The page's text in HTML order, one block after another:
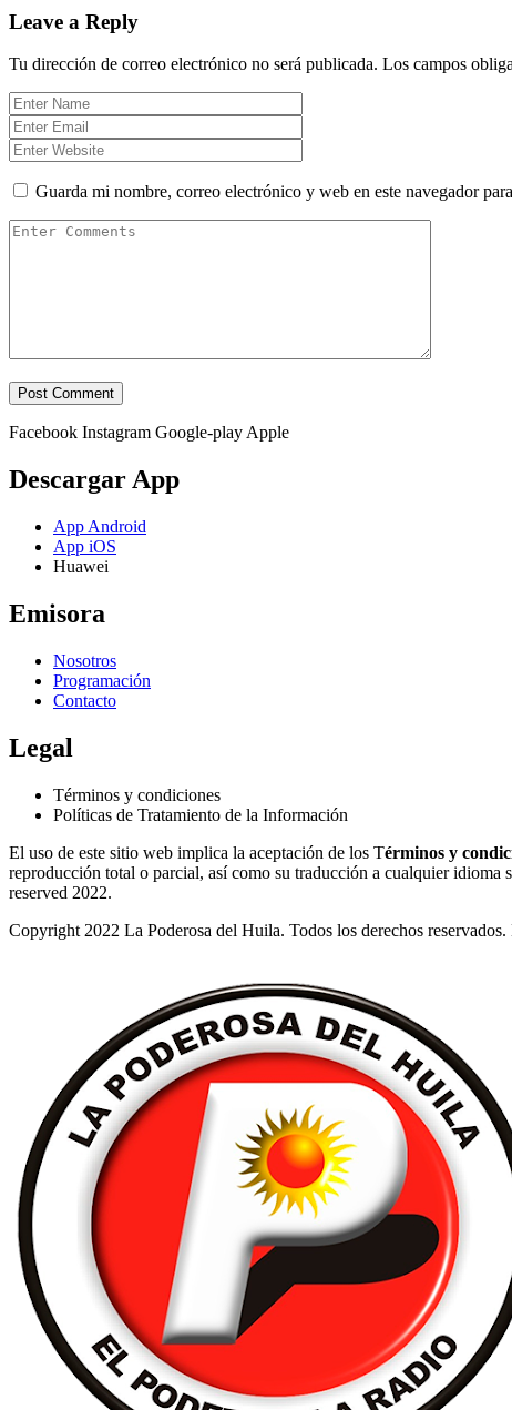
Leave a Reply
Tu dirección de correo electrónico no será publicada. Los campos
Guarda mi nombre, correo electrónico y web en este navegador
Facebook Instagram Google-play Apple
Descargar App
App Android
App iOS
Huawei
Emisora
Nosotros
Programación
Contacto
Legal
Términos y condiciones
Políticas de Tratamiento de la Información
El uso de este sitio web implica la aceptación de los Términos y
reproducción total o parcial, así como su traducción a cualquier
reserved 2022.
Copyright 2022 La Poderosa del Huila. Todos los derechos